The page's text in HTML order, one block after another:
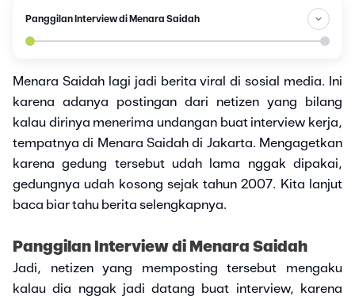
Panggilan Interview di Menara Saidah
Menara Saidah lagi jadi berita viral di sosial media. Ini
karena adanya postingan dari netizen yang bilang
kalau dirinya menerima undangan buat interview kerja,
tempatnya di Menara Saidah di Jakarta. Mengagetkan
karena gedung tersebut udah lama nggak dipakai,
gedungnya udah kosong sejak tahun 2007. Kita lanjut
baca biar tahu berita selengkapnya.
Panggilan Interview di Menara Saidah
Jadi, netizen yang memposting tersebut mengaku
kalau dia nggak jadi datang buat interview, karena